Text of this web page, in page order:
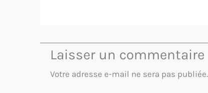
Laisser un commentaire
Votre adresse e-mail ne sera pas publiée.